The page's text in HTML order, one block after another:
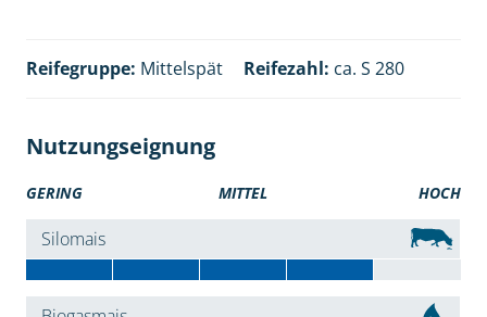
Reifegruppe: Mittelspät Reifezahl: ca. S 280
Nutzungseignung
GERING MITTEL HOCH
Silomais